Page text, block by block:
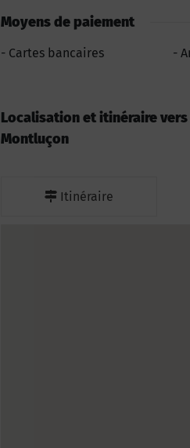
Moyens de paiement
Cartes bancaires
Localisation et itinéraire
Montluçon
Itinéraire